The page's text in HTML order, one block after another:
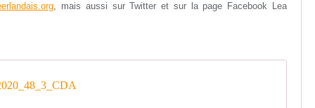
, mais aussi sur Twitter et sur la page Facebook Lea